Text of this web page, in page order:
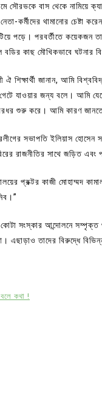
সৌরভকে বাস থেকে নামিয়ে
কর্মীদের থামানোর চেষ্টা
পড়ে। পরবর্তীতে কয়েকজন
বডির কাছ মৌখিকভাবে ঘটনার
শিক্ষার্থী জানান, আমি
যাওয়ার জন্য বলে। আমি
শুরু করে। আমি কারণ
সভাপতি ইলিয়াস হোসেন
রাজনীতির সাথে জড়িত এবং
প্রক্টর কাজী মোহাম্মদ
সংস্কার আন্দোলনে সম্পৃক্ত
এছাড়াও তাদের বিরুদ্ধে
কথা !
পদের জন্য ৩৩ জন
July 30, 2026